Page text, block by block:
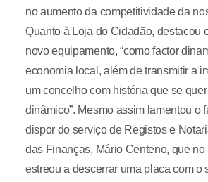
no aumento da competitividade da
Quanto à Loja do Cidadão, destacou
novo equipamento, “como factor
economia local, além de transmitir a
um concelho com história que se
dinâmico”. Mesmo assim lamentou o
dispor do serviço de Registos e
das Finanças, Mário Centeno, que
estreou a descerrar uma placa com o